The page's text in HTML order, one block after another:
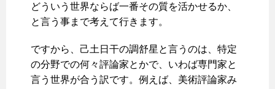
どういう世界ならば一番その質を活かせるか、
と言う事まで考えて行きます。
ですから、己土日干の調舒星と言うのは、特定
の分野での何々評論家とかで、いわば専門家と
言う世界が合う訳です。例えば、美術評論家み